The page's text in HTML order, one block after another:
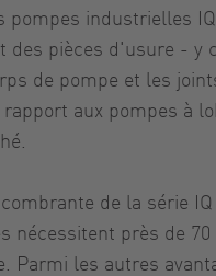
industrielles
des pièces d'usure - y
de pompe et les
aux pompes à
de la série
nécessitent près de
Parmi les autres